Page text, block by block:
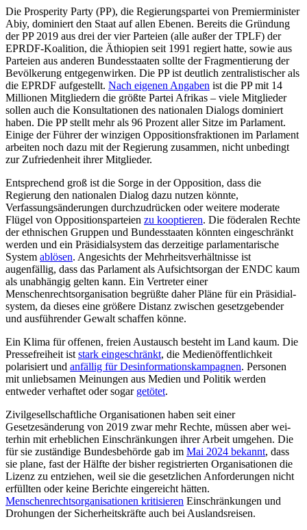
Die Prosperity Party (PP), die Regierungspartei von Premierminister
Abiy, dominiert den Staat auf allen Ebenen. Bereits die Grün­dung
der PP 2019 aus drei der vier Parteien (alle außer der TPLF) der
EPRDF-Koalition, die Äthiopien seit 1991 regiert hatte, sowie aus
Parteien aus anderen Bundesstaaten sollte der Fragmentierung der
Bevölkerung entgegenwirken. Die PP ist deutlich zentra­listischer als
die EPRDF aufgestellt. Nach eigenen Angaben ist die PP mit 14
Millionen Mitgliedern die größte Partei Afrikas – viele Mitglieder
sol­len auch die Konsul­tationen des natio­nalen Dialogs dominiert
haben. Die PP stellt mehr als 96 Prozent aller Sitze im Parlament.
Einige der Führer der winzigen Oppositions­fraktionen im Parlament
arbeiten noch dazu mit der Regierung zusammen, nicht unbedingt
zur Zufriedenheit ihrer Mitglieder.
Entsprechend groß ist die Sorge in der Opposition, dass die
Regierung den natio­nalen Dialog dazu nutzen könnte,
Verfassungsänderungen durchzudrücken oder weitere moderate
Flügel von Oppositionsparteien zu kooptieren. Die föderalen Rechte
der ethnischen Gruppen und Bundesstaaten könnten eingeschränkt
werden und ein Präsidialsystem das derzeitige parlamen­tarische
System ablösen. Angesichts der Mehr­heitsverhältnisse ist
augenfällig, dass das Parlament als Aufsichtsorgan der ENDC kaum
als unabhängig gelten kann. Ein Ver­treter einer
Menschenrechtsorganisation begrüßte daher Pläne für ein Präsidial­
system, da dieses eine größere Distanz zwischen gesetz­gebender
und ausführender Gewalt schaf­fen könne.
Ein Klima für offenen, freien Austausch besteht im Land kaum. Die
Pressefreiheit ist stark eingeschränkt, die Medienöffentlichkeit
polarisiert und anfällig für Desinforma­tionskampagnen. Personen
mit unliebsamen Meinungen aus Medien und Politik werden
entweder ver­haftet oder sogar getötet.
Zivilgesellschaftliche Organisationen haben seit einer
Gesetzesänderung von 2019 zwar mehr Rechte, müssen aber wei­
terhin mit erheblichen Einschränkungen ihrer Arbeit umgehen. Die
für sie zuständige Bundesbehörde gab im Mai 2024 bekannt, dass
sie plane, fast der Hälfte der bisher regis­trierten Organisationen die
Lizenz zu entziehen, weil sie die gesetzlichen Anforde­rungen nicht
erfüllten oder keine Berichte eingereicht hätten.
Menschenrechtsorganisationen kritisieren Einschränkungen und
Drohungen der Sicherheitskräfte auch bei Auslandsreisen.